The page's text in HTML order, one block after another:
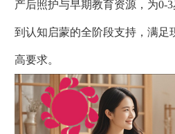
产后照护与早期教育资源，为0-
到认知启蒙的全阶段支持，满足
高要求。